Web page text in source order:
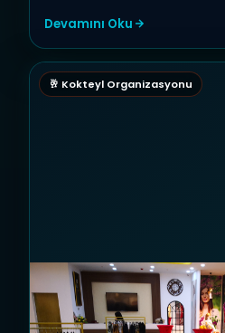
Devamını Oku
🥂 Kokteyl Organizasyonu